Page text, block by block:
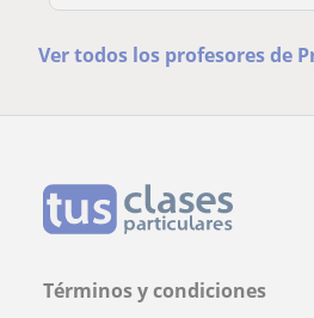
Ver todos los profesores de
Términos y condiciones